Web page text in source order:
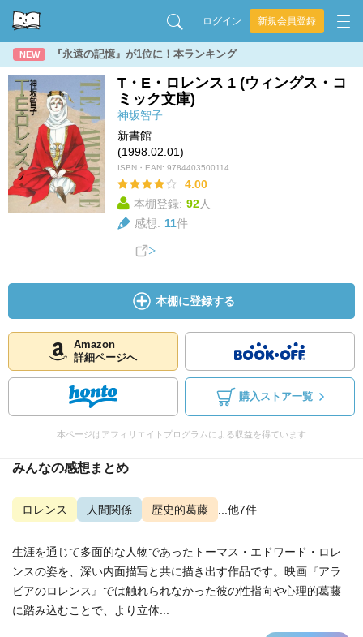
ログイン 新規会員登録
NEW 『永遠の記憶』が1位に！本ランキング
T・E・ロレンス 1 (ウィングス・コ
ミック文庫)
神坂智子
新書館
(1998.02.01)
ISBN・EAN: 9784403500114
4.00
本棚登録: 92人
感想: 11件
本棚に登録する
Amazon
詳細ページへ
購入ストア一覧
本ページはアフィリエイトプログラムによる収益を得ています
みんなの感想まとめ
ロレンス 人間関係 歴史的葛藤 ...他7件
生涯を通じて多面的な人物であったトーマス・エドワード・ロレ
ンスの姿を、深い内面描写と共に描き出す作品です。映画『アラ
ビアのロレンス』では触れられなかった彼の性指向や心理的葛藤
に踏み込むことで、より立体...